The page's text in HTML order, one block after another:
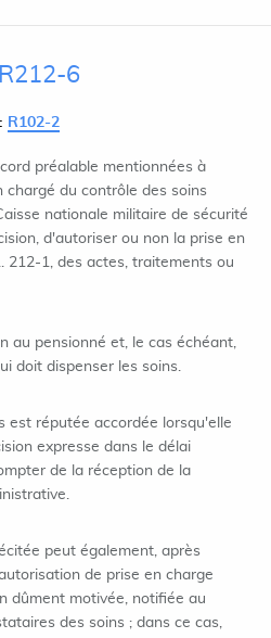
6
R102-2
préalable mentionnées à
chargé du contrôle des soins
nationale militaire de sécurité
d'autoriser ou non la prise en
212-1, des actes, traitements ou
au pensionné et, le cas échéant,
doit dispenser les soins.
est réputée accordée lorsqu'elle
expresse dans le délai
de la réception de la
peut également, après
de prise en charge
dûment motivée, notifiée au
des soins ; dans ce cas,